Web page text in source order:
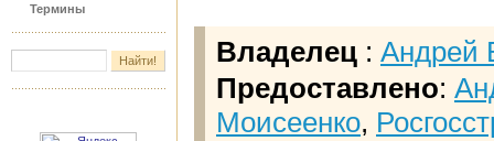
Термины
Владелец : Андрей
Предоставлено:
Моисеенко,